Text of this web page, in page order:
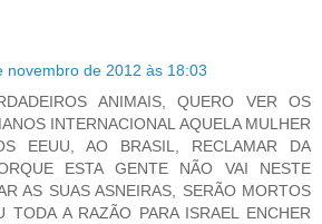
novembro de 2012 às 18:03
ANIMAIS, QUERO VER OS
INTERNACIONAL AQUELA MULHER
EEUU, AO BRASIL, RECLAMAR DA
ESTA GENTE NÃO VAI NESTE
AS SUAS ASNEIRAS, SERÃO MORTOS
TODA A RAZÃO PARA ISRAEL ENCHER